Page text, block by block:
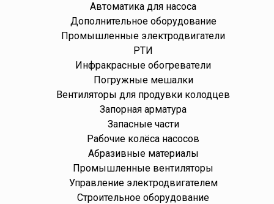
Автоматика для насоса
Дополнительное оборудование
Промышленные электродвигатели
РТИ
Инфракрасные обогреватели
Погружные мешалки
Вентиляторы для продувки колодцев
Запорная арматура
Запасные части
Рабочие колёса насосов
Абразивные материалы
Промышленные вентиляторы
Управление электродвигателем
Строительное оборудование